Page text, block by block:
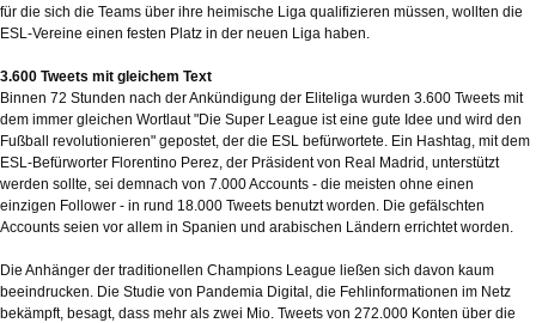
für die sich die Teams über ihre heimische Liga qualifizieren müssen, wollten die
ESL-Vereine einen festen Platz in der neuen Liga haben.
3.600 Tweets mit gleichem Text
Binnen 72 Stunden nach der Ankündigung der Eliteliga wurden 3.600 Tweets mit
dem immer gleichen Wortlaut "Die Super League ist eine gute Idee und wird den
Fußball revolutionieren" gepostet, der die ESL befürwortete. Ein Hashtag, mit dem
ESL-Befürworter Florentino Perez, der Präsident von Real Madrid, unterstützt
werden sollte, sei demnach von 7.000 Accounts - die meisten ohne einen
einzigen Follower - in rund 18.000 Tweets benutzt worden. Die gefälschten
Accounts seien vor allem in Spanien und arabischen Ländern errichtet worden.
Die Anhänger der traditionellen Champions League ließen sich davon kaum
beeindrucken. Die Studie von Pandemia Digital, die Fehlinformationen im Netz
bekämpft, besagt, dass mehr als zwei Mio. Tweets von 272.000 Konten über die